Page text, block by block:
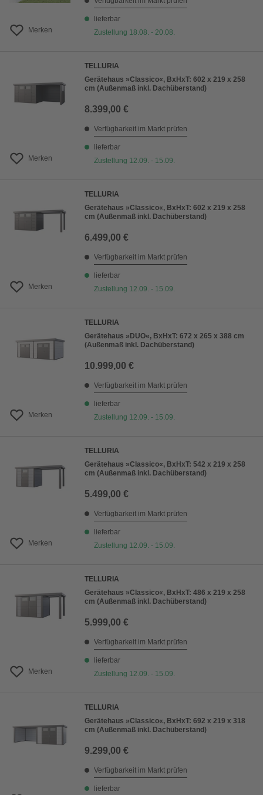
Merken
lieferbar
Zustellung 18.08. - 20.08.
Merken
TELLURIA
Gerätehaus »Classico«, BxHxT: 602 x 219 x 258
cm (Außenmaß inkl. Dachüberstand)
8.399,00 €
Verfügbarkeit im Markt prüfen
lieferbar
Zustellung 12.09. - 15.09.
Merken
TELLURIA
Gerätehaus »Classico«, BxHxT: 602 x 219 x 258
cm (Außenmaß inkl. Dachüberstand)
6.499,00 €
Verfügbarkeit im Markt prüfen
lieferbar
Zustellung 12.09. - 15.09.
Merken
TELLURIA
Gerätehaus »DUO«, BxHxT: 672 x 265 x 388 cm
(Außenmaß inkl. Dachüberstand)
10.999,00 €
Verfügbarkeit im Markt prüfen
lieferbar
Zustellung 12.09. - 15.09.
Merken
TELLURIA
Gerätehaus »Classico«, BxHxT: 542 x 219 x 258
cm (Außenmaß inkl. Dachüberstand)
5.499,00 €
Verfügbarkeit im Markt prüfen
lieferbar
Zustellung 12.09. - 15.09.
Merken
TELLURIA
Gerätehaus »Classico«, BxHxT: 486 x 219 x 258
cm (Außenmaß inkl. Dachüberstand)
5.999,00 €
Verfügbarkeit im Markt prüfen
lieferbar
Zustellung 12.09. - 15.09.
TELLURIA
Gerätehaus »Classico«, BxHxT: 692 x 219 x 318
cm (Außenmaß inkl. Dachüberstand)
9.299,00 €
Verfügbarkeit im Markt prüfen
lieferbar